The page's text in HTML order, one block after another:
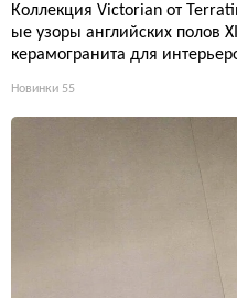
Коллекция Victorian от
ые узоры английских полов
керамогранита для
Новинки 55